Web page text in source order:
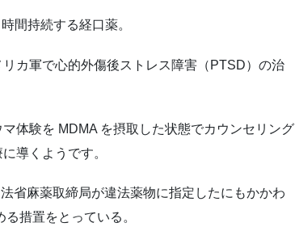
間持続する経口薬。
カ軍で心的外傷後ストレス障害（PTSD）の治
体験を MDMA を摂取した状態でカウンセリング
導くようです。
省麻薬取締局が違法薬物に指定したにもかかわ
措置をとっている。